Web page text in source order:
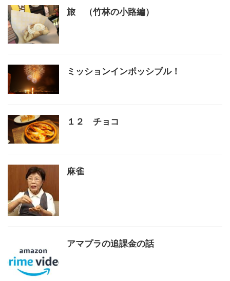
旅 （竹林の小路編）
ミッションインポッシブル！
１２ チョコ
麻雀
アマプラの追課金の話